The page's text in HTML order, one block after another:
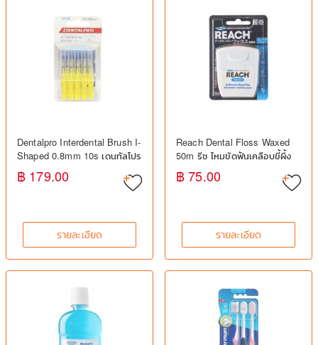
Dentalpro Interdental Brush I-
Shaped 0.8mm 10s เดนทัลโปร
แปรงซอกฟัน 0.8 มม. ทำความ
สะอาดซอกฟัน
฿ 179.00
รายละเอียด
Reach Dental Floss Waxed
50m รีช ไหมขัดฟันเคลือบขี้ผึ้ง
ทำความสะอาดซอกฟัน ลดคราบ
พลัค
฿ 75.00
รายละเอียด